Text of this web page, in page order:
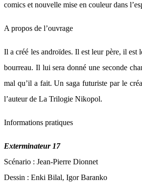
comics et nouvelle mise en couleur dans
A propos de l’ouvrage
Il a créé les androïdes. Il est leur père, il est
bourreau. Il lui sera donné une seconde
mal qu’il a fait. Un saga futuriste par le
l’auteur de La Trilogie Nikopol.
Informations pratiques
Exterminateur 17
Scénario : Jean-Pierre Dionnet
Dessin : Enki Bilal, Igor Baranko